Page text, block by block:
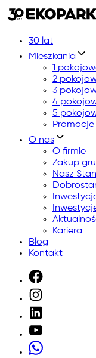
30 lat
Mieszkania
1
2
3
4
5
Promocje
O nas
O firmie
Zakup
Nasz
Kariera
Blog
Kontakt